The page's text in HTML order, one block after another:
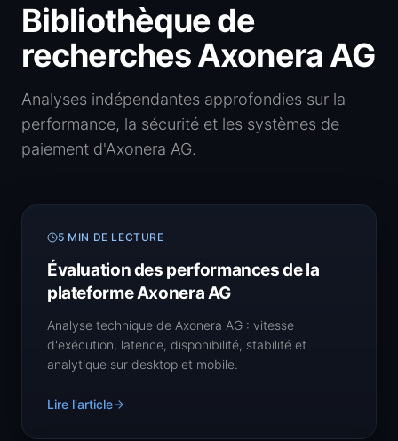
Bibliothèque de
recherches Axonera AG
Analyses indépendantes approfondies sur la
performance, la sécurité et les systèmes de
paiement d'Axonera AG.
5 MIN DE LECTURE
Évaluation des performances de la
plateforme Axonera AG
Analyse technique de Axonera AG : vitesse
d'exécution, latence, disponibilité, stabilité et
analytique sur desktop et mobile.
Lire l'article